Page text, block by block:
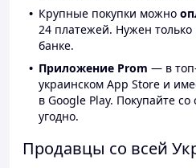
Крупные покупки можно
24 платежей. Нужен
банке.
Приложение Prom — в
украинском App Store и
в Google Play. Покупайте
угодно.
Продавцы со всей